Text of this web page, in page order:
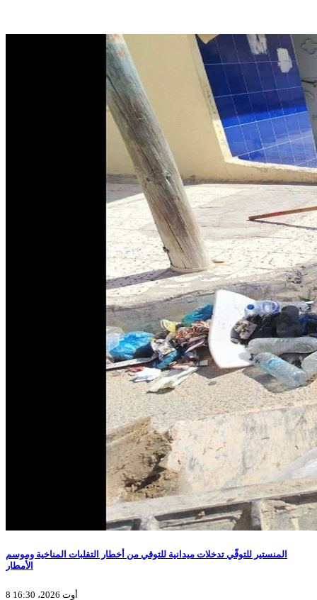
المنستير للتوقّي تدخلات ميدانية للتوقي من أخطار التقلبات المناخية وموسم
الأمطار
8 أوت 2026، 16:30